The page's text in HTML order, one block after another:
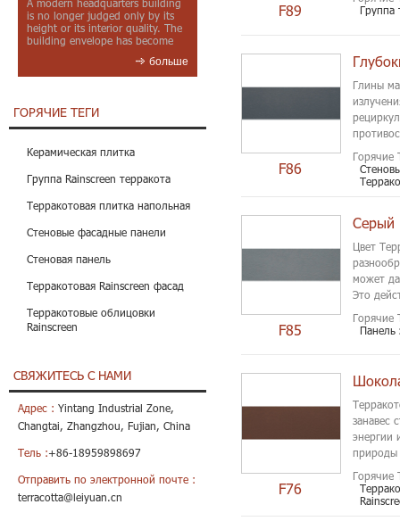
A modern headquarters building
is no longer judged only by its
height or its interior quality. The
building envelope has become
больше
ГОРЯЧИЕ ТЕГИ
Керамическая плитка
Группа Rainscreen терракота
Терракотовая плитка напольная
Стеновые фасадные панели
Стеновая панель
Терракотовая Rainscreen фасад
Терракотовые облицовки
Rainscreen
СВЯЖИТЕСЬ С НАМИ
Адрес : Yintang Industrial Zone,
Changtai, Zhangzhou, Fujian, China
Тель :+86-18959898697
Отправить по электронной почте :
terracotta@leiyuan.cn
F89
Группа
F86
Глины
Горячие
F85
Серый
Цвет
может
Это
Горячие
Панель
F76
занавес
энергии
природы
Горячие